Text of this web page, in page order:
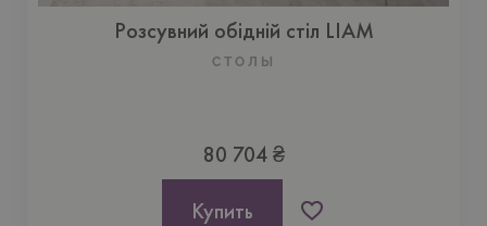
Розсувний обідній стіл LIAM
СТОЛЫ
80 704 ₴
Купить